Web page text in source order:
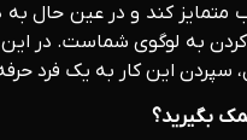
متمایز کند و در عین حال
به لوگوی شماست. در
این کار به یک فرد
بگیرید؟